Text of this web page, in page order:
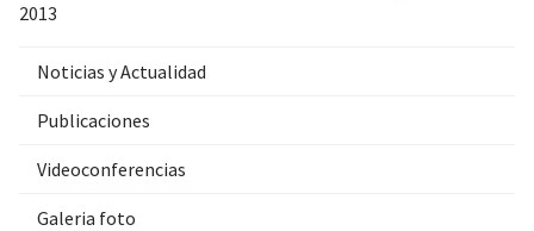
2013
Noticias y Actualidad
Publicaciones
Videoconferencias
Galeria foto